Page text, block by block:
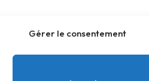
Gérer le consentement